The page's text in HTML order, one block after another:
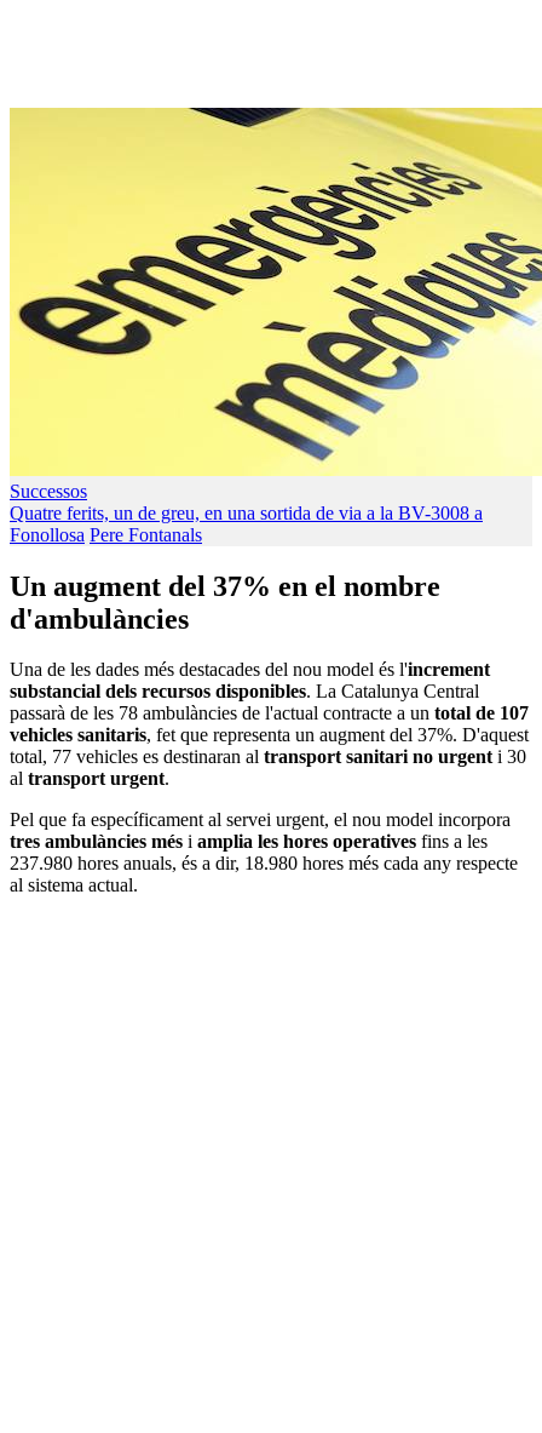
Successos
Quatre ferits, un de greu, en una sortida de via a la BV-3008 a
Fonollosa Pere Fontanals
Un augment del 37% en el nombre
d'ambulàncies
Una de les dades més destacades del nou model és l'increment
substancial dels recursos disponibles. La Catalunya Central
passarà de les 78 ambulàncies de l'actual contracte a un total de 107
vehicles sanitaris, fet que representa un augment del 37%. D'aquest
total, 77 vehicles es destinaran al transport sanitari no urgenti 30
al transport urgent.
Pel que fa específicament al servei urgent, el nou model incorpora
tres ambulàncies més i amplia les hores operatives fins a les
237.980 hores anuals, és a dir, 18.980 hores més cada any respecte
al sistema actual.